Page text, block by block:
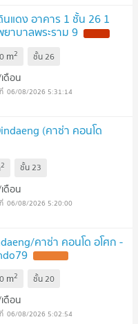
นแดง อาคาร 1 ชั้น 26 1
าบาลพระราม 9
m2 ชั้น26
ดือน
06/08/2026 5:31:14
(คาซ่า คอนโด
2 ชั้น23
ดือน
06/08/2026 5:20:00
คาซ่า คอนโด อโศก -
m2 ชั้น20
ดือน
06/08/2026 5:02:54